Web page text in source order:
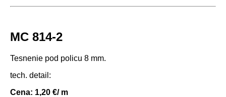
MC 814-2
Tesnenie pod policu 8 mm.
tech. detail:
Cena: 1,20 €/ m